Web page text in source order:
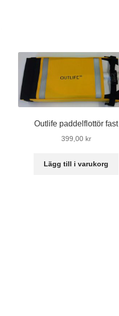
Outlife paddelflottör fast
399,00 kr
Lägg till i varukorg